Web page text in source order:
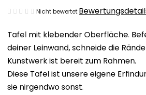
Tafel mit klebender Oberfläche.
deiner Leinwand, schneide die
Kunstwerk ist bereit zum Rahmen.
Diese Tafel ist unsere eigene
sie nirgendwo sonst.
Die
Produktbewertung
ist
0,0
von
5
Nicht bewertet